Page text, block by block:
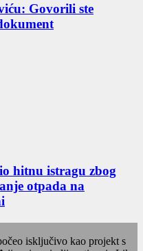
Govorili ste
hitnu istragu zbog
otpada na
isključivo kao projekt s